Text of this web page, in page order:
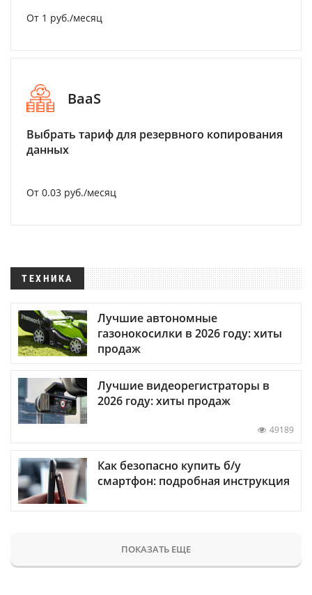
От 1 руб./месяц
BaaS
Выбрать тариф для резервного копирования
данных
От 0.03 руб./месяц
ТЕХНИКА
Лучшие автономные
газонокосилки в 2026 году: хиты
продаж
Лучшие видеорегистраторы в
2026 году: хиты продаж
49189
Как безопасно купить б/у
смартфон: подробная инструкция
ПОКАЗАТЬ ЕЩЕ